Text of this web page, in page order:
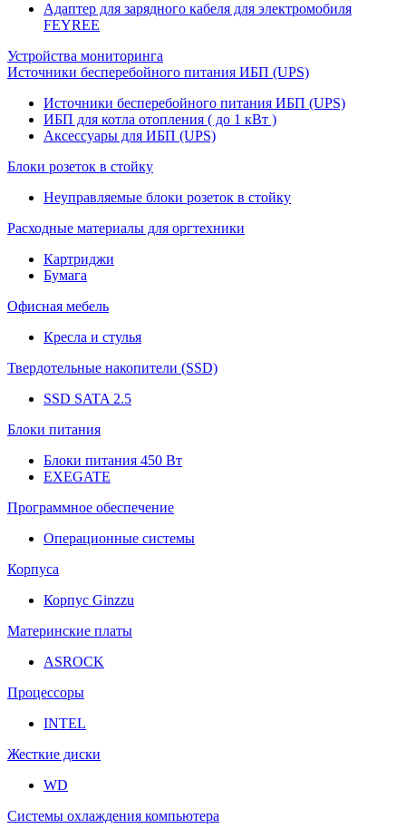
Адаптер для зарядного кабеля для электромобиля
FEYREE
Устройства мониторинга
Источники бесперебойного питания ИБП (UPS)
Источники бесперебойного питания ИБП (UPS)
ИБП для котла отопления ( до 1 кВт )
Аксессуары для ИБП (UPS)
Блоки розеток в стойку
Неуправляемые блоки розеток в стойку
Расходные материалы для оргтехники
Картриджи
Бумага
Офисная мебель
Кресла и стулья
Твердотельные накопители (SSD)
SSD SATA 2.5
Блоки питания
Блоки питания 450 Вт
EXEGATE
Программное обеспечение
Операционные системы
Корпуса
Корпус Ginzzu
Материнские платы
ASROCK
Процессоры
INTEL
Жесткие диски
WD
Системы охлаждения компьютера